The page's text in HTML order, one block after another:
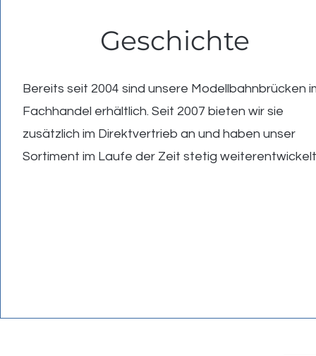
Geschichte
Bereits seit 2004 sind unsere Modellbahnbrücken
Fachhandel erhältlich. Seit 2007 bieten wir sie
zusätzlich im Direktvertrieb an und haben unser
Sortiment im Laufe der Zeit stetig